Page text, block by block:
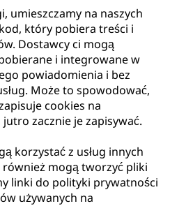
umieszczamy na naszych
który pobiera treści i
Dostawcy ci mogą
i integrowane w
powiadomienia i bez
Może to spowodować,
cookies na
zacznie je zapisywać.
korzystać z usług innych
mogą tworzyć pliki
linki do polityki prywatności
używanych na